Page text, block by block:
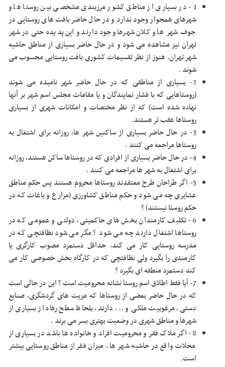
1- در بسیاری از مناطق کشور مرزبندی مشخصی بین روستا ها و
شهرهای همجوار وجود ندارد و در حال حاضر بافت های روستایی در
جوف شهر ها و کلان شهرها وجود دارند و این پدیده حتی در شهر
تهران نیز مشاهده می شود و در حال حاضر بسیاری از مناطق حاشیه
شهر تهران، هنوز از نظر تقسیمات کشوری بافت روستایی محسوب می
شوند .
2- بسیاری از مناطقی که در حال حاضر شهر نامیده می شوند
(روستاهایی که با فشار نمایندگان و یا مقامات مجلس اسم شهر بر آنها
نهاده شده است) که از نظر مختصات و امکانات شهری از بسیاری
روستاها عقب تر هستند.
3- در حال حاضر بسیاری از ساکنین شهر ها، روزانه برای اشتغال به
روستاها مراجعه می کنند .
4- در حال حاضر بسیاری از افرادی که در روستاها ساکن هستند، روزانه
برای اشتغال به شهر ها مراجعه می کنند .
5- اگر طراحان طرح معتقدند روستاها محروم هستند پس حکم مناطق
عشایری چه می شود و حکم مناطق کشاورزی (مزارع و باغات که در
حکم روستا نیستند) ؟
6- تکلیف کارمندان بخش های حاکمیتی، دولتی و عمومی که در
روستاها اشتغال دارند چه می شود ؟ مگر می شود نظافتچی که در
مدرسه روستایی کار می کند، حداقل دستمزد مصوب کارگری یا
کارمندی را بگیرد ولی نظافتچی که در کارگاه بخش خصوصی کار می
کند دستمزد منطقه ای بگیرد ؟
7- آیا فقط اطلاق اسم روستا نشانه محرومیت است ؟ این در حالی است
که در حال حاضر بعضی از روستاها که مزیت های گردشگری، صنایع
دستی، مرغوبیت ملکی و ... دارند، بلحاظ سطح رفاه از بسیاری از
شهرها و مناطق شهری در وضعیت بهتری بسر می برند .
8- اگر ملاک فقر و محرومیت افراد و خانواده ها باشد در بسیاری از
محلات واقع در حاشیه شهر ها ، میزان فقر از مناطق روستایی بیشتر
است.